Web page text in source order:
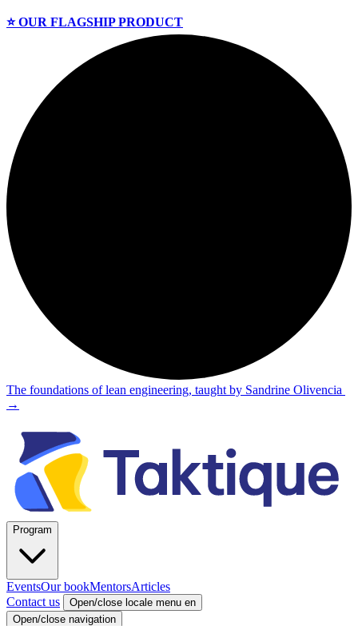
⭐️ OUR FLAGSHIP PRODUCT
The foundations of lean engineering, taught by Sandrine Olivencia
→
Program
EventsOur bookMentorsArticles
Contact us
Open/close locale menu en
Open/close navigation